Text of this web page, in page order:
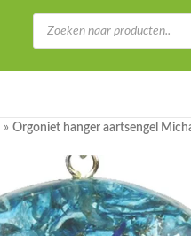
» Orgoniet hanger aartsengel